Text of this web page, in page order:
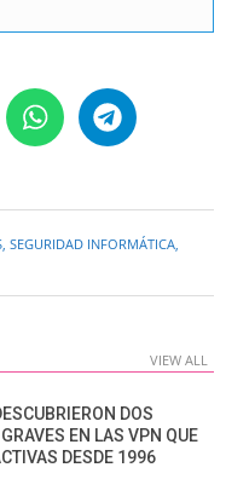
, SEGURIDAD INFORMÁTICA,
VIEW ALL
DOS
EN LAS VPN QUE
DESDE 1996